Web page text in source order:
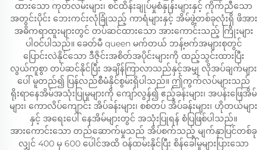
ထားသော ကုတ်လမ်းများ၊ စင်ထိန်းချုပ်မှုစံနှုန်းများနှင့် ကိုက်ညီသော
အတွင်းပိုင်း ဘေးကင်းလုံခြုံသည့် ကာရံများနှင့် အိမ်ဖွဲ့တစ်ခုလုံးရှိ ဖိအား
အဓိကရာထူးများတွင် တပ်ဆင်ထားသော အားကောင်းသည့် ကြိုးများ
ပါဝင်ပါသည်။ ခေတ်မီ queen မက်တယ် ဘန့်ဗက်အများစုတွင်
ပြောင်းလဲနိုင်သော ဒီဇိုင်းအစိတ်အပိုင်းများကို ထည့်သွင်းထားပြီး
လွယ်ကူစွာ တပ်ဆင်နိုင်ပြီး အချိန်ကြာလာသည်နှင့်အမျှ လိုအပ်ချက်များ
ပေါ် မူတည်၍ ပြန်လည်စီမံနိုင်စွမ်းရှိပါသည်။ ဤကွက်လပ်များသည်
ရိုးရာနေအိမ်အသုံးပြုမှုများကို ကျော်လွန်၍ ဧည့်ခန်းများ၊ အပန်းဖြေအိမ်
များ၊ ကောလိပ်ကျောင်း အိပ်ခန်းများ၊ စစ်တပ် အိပ်ခန်းများ၊ ဟိုတယ်များ
နှင့် အရေးပေါ် နေအိမ်များတွင် အသုံးပြုရန် စံပြဖြစ်ပါသည်။
အားကောင်းသော တည်ဆောက်မှုသည် အိပ်စက်သည့် မျက်နှာပြင်တစ်ခု
လျှင် 400 မှ 600 ပေါင်အထိ ဝန်ထမ်းနိုင်ပြီး စိန်ခေါ်မှုများပြားသော